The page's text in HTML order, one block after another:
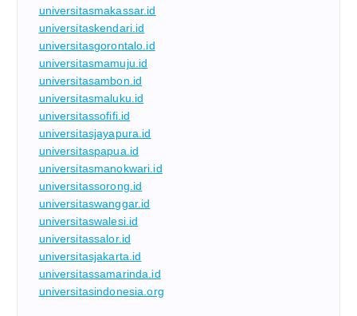
universitasmakassar.id
universitaskendari.id
universitasgorontalo.id
universitasmamuju.id
universitasambon.id
universitasmaluku.id
universitassofifi.id
universitasjayapura.id
universitaspapua.id
universitasmanokwari.id
universitassorong.id
universitaswanggar.id
universitaswalesi.id
universitassalor.id
universitasjakarta.id
universitassamarinda.id
universitasindonesia.org